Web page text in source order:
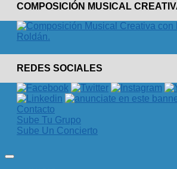
COMPOSICIÓN MUSICAL
REDES SOCIALES
Contacto
Sube Tu Grupo
Sube Un Concierto